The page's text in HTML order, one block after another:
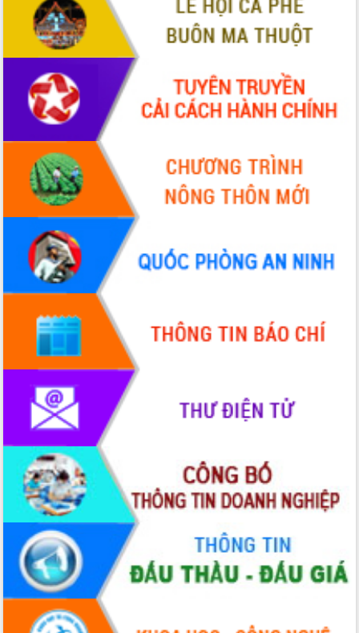
món ăn từ sầu riêng
Đắk Lắk công bố Quy hoạch và xúc
tiến đầu tư tỉnh
Ngành cá ngừ Đắk Lắk chủ động thích
ứng để giữ vững thị trường xuất khẩu
Diễn đàn Kinh tế tư nhân Việt Nam đột
phá cơ chế - Hợp tác công tư
Đề án 06 tạo bước ngoặt đột phá trong
cải cách hành chính tỉnh Đắk Lắk
Kết nối tour, đẩy mạnh chuyển đổi số
để phát triển du lịch Đắk Lắk
Khởi động Dự án Đầu tư xây dựng hạ
tầng kỹ thuật Cụm công nghiệp Tân
Gặp mặt các cơ quan báo chí nhân Kỷ
niệm 101 năm Ngày Báo chí Cách
mạng Việt Nam
Đắk Lắk sơ kết 4 năm triển khai thực
hiện Đề án 06 của Chính phủ
Họp báo thông tin về Hội nghị Công bố
Quy hoạch và Xúc tiến đầu tư tỉnh Đắk
Khơi thông điểm nghẽn, đẩy nhanh
giải ngân vốn khắc phục thiên tai
HĐND tỉnh thông qua điều chỉnh Quy
hoạch tỉnh thời kỳ 2021-2030
Hội thảo góp ý hồ sơ điều chỉnh quy
hoạch tỉnh Đắk Lắk thời kỳ 2021-2030,
tầm nhìn đến năm 2050
Nâng cao hiệu quả hoạt động của các
doanh nghiệp nhà nước
Hội nghị triển khai kết nối mạng
truyền số liệu chuyên dùng phục vụ cơ
quan Đảng, Nhà nước
Lễ phát động chuỗi hoạt động chung
tay làm sạch môi trường